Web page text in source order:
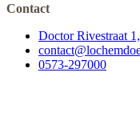
Contact
Doctor Rivestraat
0573-297000